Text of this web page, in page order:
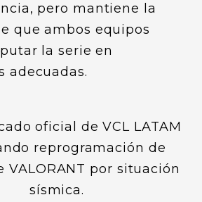
pero mantiene la
que ambos equipos
la serie en
adecuadas.